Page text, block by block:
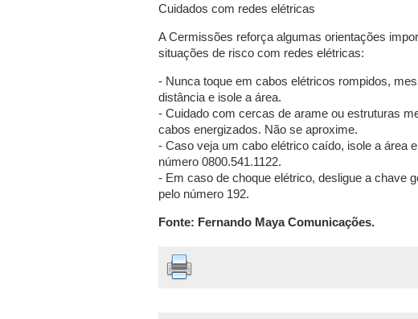
Cuidados com redes elétricas
A Cermissões reforça algumas orientações
situações de risco com redes elétricas:
- Nunca toque em cabos elétricos rompidos,
distância e isole a área.
- Cuidado com cercas de arame ou estruturas
cabos energizados. Não se aproxime.
- Caso veja um cabo elétrico caído, isole a área
número 0800.541.1122.
- Em caso de choque elétrico, desligue a chave
pelo número 192.
Fonte: Fernando Maya Comunicações.